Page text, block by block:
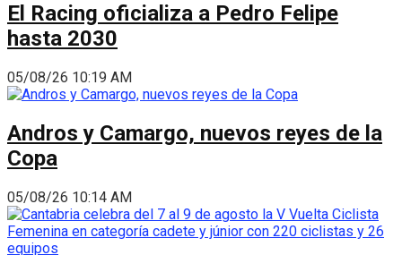
El Racing oficializa a Pedro Felipe
hasta 2030
05/08/26 10:19 AM
Andros y Camargo, nuevos reyes de la
Copa
05/08/26 10:14 AM